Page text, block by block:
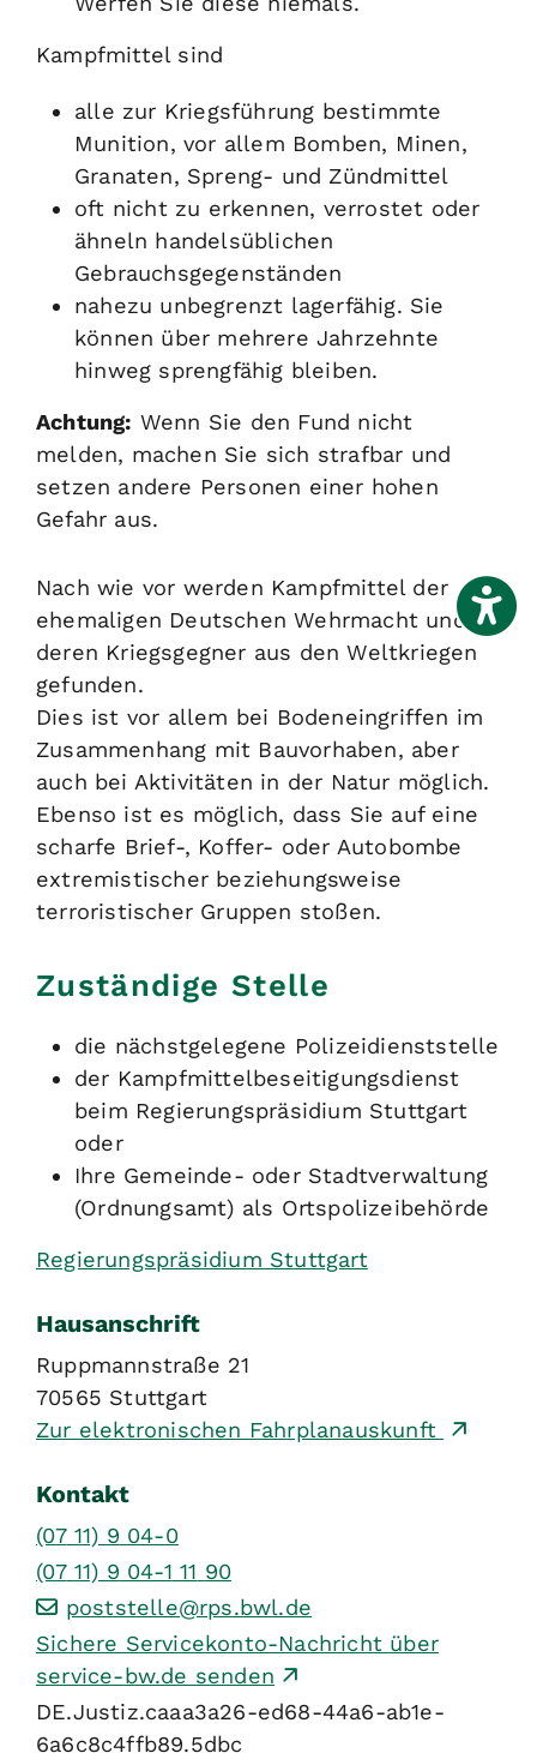
Kampfmittel sind
alle zur Kriegsführung bestimmte
Munition, vor allem Bomben, Minen,
Granaten, Spreng- und Zündmittel
oft nicht zu erkennen, verrostet oder
ähneln handelsüblichen
Gebrauchsgegenständen
nahezu unbegrenzt lagerfähig. Sie
können über mehrere Jahrzehnte
hinweg sprengfähig bleiben.
Achtung: Wenn Sie den Fund nicht
melden, machen Sie sich strafbar und
setzen andere Personen einer hohen
Gefahr aus.
Nach wie vor werden Kampfmittel der
ehemaligen Deutschen Wehrmacht und
deren Kriegsgegner aus den Weltkriegen
gefunden.
Dies ist vor allem bei Bodeneingriffen im
Zusammenhang mit Bauvorhaben, aber
auch bei Aktivitäten in der Natur möglich.
Ebenso ist es möglich, dass Sie auf eine
scharfe Brief-, Koffer- oder Autobombe
extremistischer beziehungsweise
terroristischer Gruppen stoßen.
Zuständige Stelle
die nächstgelegene Polizeidienststelle
der Kampfmittelbeseitigungsdienst
beim Regierungspräsidium Stuttgart
oder
Ihre Gemeinde- oder Stadtverwaltung
(Ordnungsamt) als Ortspolizeibehörde
Regierungspräsidium Stuttgart
Hausanschrift
Ruppmannstraße 21
70565 Stuttgart
Zur elektronischen Fahrplanauskunft
Kontakt
(07 11) 9 04-0
(07 11) 9 04-1 11 90
poststelle@rps.bwl.de
Sichere Servicekonto-Nachricht über
service-bw.de senden
DE.Justiz.caaa3a26-ed68-44a6-ab1e-
6a6c8c4ffb89.5dbc